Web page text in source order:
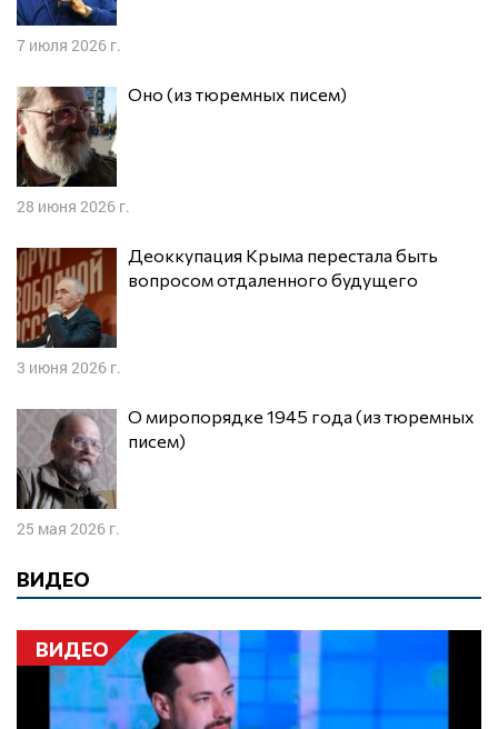
7 июля 2026 г.
Оно (из тюремных писем)
28 июня 2026 г.
Деоккупация Крыма перестала быть
вопросом отдаленного будущего
3 июня 2026 г.
О миропорядке 1945 года (из тюремных
писем)
25 мая 2026 г.
ВИДЕО
ВИДЕО